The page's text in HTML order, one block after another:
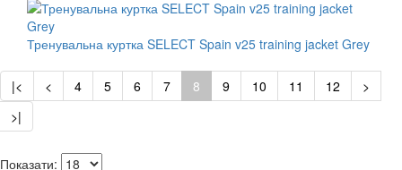
Тренувальна куртка SELECT Spain v25 training jacket Grey
|< < 4 5 6 7 8 9 10 11 12
>
>|
Показати: